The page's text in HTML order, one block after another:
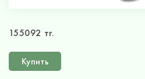
155092 тг.
Купить